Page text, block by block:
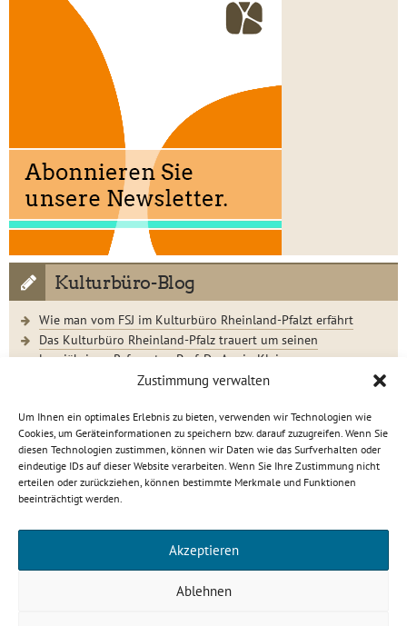
Zustimmung verwalten
Um Ihnen ein optimales Erlebnis zu bieten, verwenden wir Technologien wie
Cookies, um Geräteinformationen zu speichern bzw. darauf zuzugreifen. Wenn Sie
diesen Technologien zustimmen, können wir Daten wie das Surfverhalten oder
eindeutige IDs auf dieser Website verarbeiten. Wenn Sie Ihre Zustimmung nicht
erteilen oder zurückziehen, können bestimmte Merkmale und Funktionen
beeinträchtigt werden.
Akzeptieren
Ablehnen
Kulturbüro-Blog
Wie man vom FSJ im Kulturbüro Rheinland-Pfalzt erfährt
Das Kulturbüro Rheinland-Pfalz trauert um seinen
langjährigen Referenten Prof. Dr. Armin Klein
Der Jugendkunstschultag 2023 im Rückblick
Kulturbüro Rheinland-Pfalz · C.-S.-Schmidt-Str. 9 · 56112
Lahnstein
Datenschutzerklärung
gefördert von